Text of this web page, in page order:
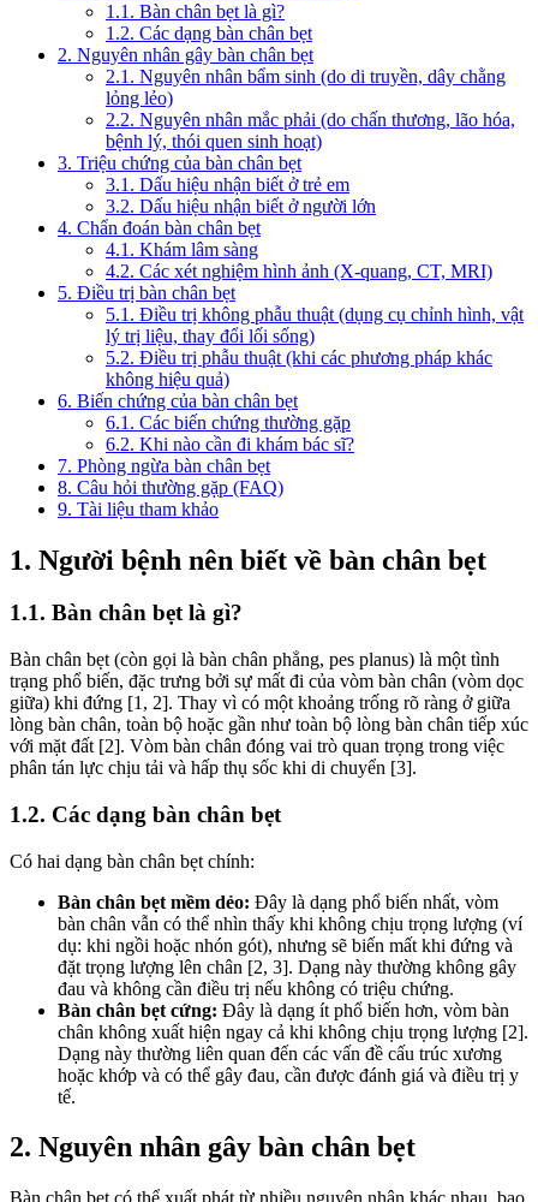
1.1. Bàn chân bẹt là gì?
1.2. Các dạng bàn chân bẹt
2. Nguyên nhân gây bàn chân bẹt
2.1. Nguyên nhân bẩm sinh (do di truyền, dây chằng
lỏng lẻo)
2.2. Nguyên nhân mắc phải (do chấn thương, lão hóa,
bệnh lý, thói quen sinh hoạt)
3. Triệu chứng của bàn chân bẹt
3.1. Dấu hiệu nhận biết ở trẻ em
3.2. Dấu hiệu nhận biết ở người lớn
4. Chẩn đoán bàn chân bẹt
4.1. Khám lâm sàng
4.2. Các xét nghiệm hình ảnh (X-quang, CT, MRI)
5. Điều trị bàn chân bẹt
5.1. Điều trị không phẫu thuật (dụng cụ chỉnh hình, vật
lý trị liệu, thay đổi lối sống)
5.2. Điều trị phẫu thuật (khi các phương pháp khác
không hiệu quả)
6. Biến chứng của bàn chân bẹt
6.1. Các biến chứng thường gặp
6.2. Khi nào cần đi khám bác sĩ?
7. Phòng ngừa bàn chân bẹt
8. Câu hỏi thường gặp (FAQ)
9. Tài liệu tham khảo
1. Người bệnh nên biết về bàn chân bẹt
1.1. Bàn chân bẹt là gì?
Bàn chân bẹt (còn gọi là bàn chân phẳng, pes planus) là một tình
trạng phổ biến, đặc trưng bởi sự mất đi của vòm bàn chân (vòm dọc
giữa) khi đứng [1, 2]. Thay vì có một khoảng trống rõ ràng ở giữa
lòng bàn chân, toàn bộ hoặc gần như toàn bộ lòng bàn chân tiếp xúc
với mặt đất [2]. Vòm bàn chân đóng vai trò quan trọng trong việc
phân tán lực chịu tải và hấp thụ sốc khi di chuyển [3].
1.2. Các dạng bàn chân bẹt
Có hai dạng bàn chân bẹt chính:
Bàn chân bẹt mềm dẻo: Đây là dạng phổ biến nhất, vòm
bàn chân vẫn có thể nhìn thấy khi không chịu trọng lượng (ví
dụ: khi ngồi hoặc nhón gót), nhưng sẽ biến mất khi đứng và
đặt trọng lượng lên chân [2, 3]. Dạng này thường không gây
đau và không cần điều trị nếu không có triệu chứng.
Bàn chân bẹt cứng: Đây là dạng ít phổ biến hơn, vòm bàn
chân không xuất hiện ngay cả khi không chịu trọng lượng [2].
Dạng này thường liên quan đến các vấn đề cấu trúc xương
hoặc khớp và có thể gây đau, cần được đánh giá và điều trị y
tế.
2. Nguyên nhân gây bàn chân bẹt